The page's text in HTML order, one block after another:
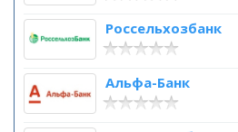
Россельхозбанк
Альфа-Банк